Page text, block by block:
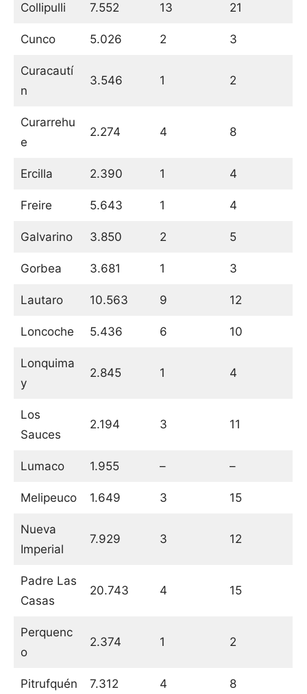
Collipulli 7.552 13 21
Cunco 5.026 2 3
Curacautí
n
3.546 1 2
Curarrehu
e
2.274 4 8
Ercilla 2.390 1 4
Freire 5.643 1 4
Galvarino 3.850 2 5
Gorbea 3.681 1 3
Lautaro 10.563 9 12
Loncoche 5.436 6 10
Lonquima
y
2.845 1 4
Los
Sauces
2.194 3 11
Lumaco 1.955 – –
Melipeuco 1.649 3 15
Nueva
Imperial
7.929 3 12
Padre Las
Casas
20.743 4 15
Perquenc
o
2.374 1 2
Pitrufquén 7.312 4 8